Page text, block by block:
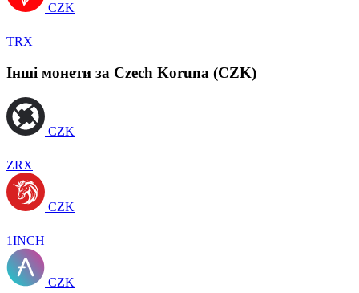
CZK
TRX
Інші монети за Czech Koruna (CZK)
CZK
ZRX
CZK
1INCH
CZK